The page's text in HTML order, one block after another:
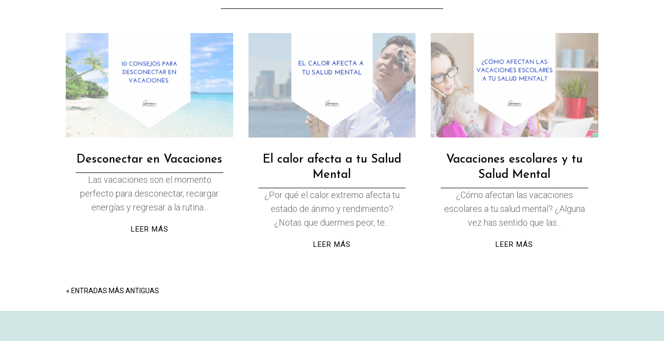
Desconectar en Vacaciones
Las vacaciones son el momento
perfecto para desconectar, recargar
energías y regresar a la rutina...
LEER MÁS
El calor afecta a tu Salud
Mental
¿Por qué el calor extremo afecta tu
estado de ánimo y rendimiento?
¿Notas que duermes peor, te...
LEER MÁS
Vacaciones escolares y tu
Salud Mental
¿Cómo afectan las vacaciones
escolares a tu salud mental? ¿Alguna
vez has sentido que las...
LEER MÁS
« ENTRADAS MÁS ANTIGUAS